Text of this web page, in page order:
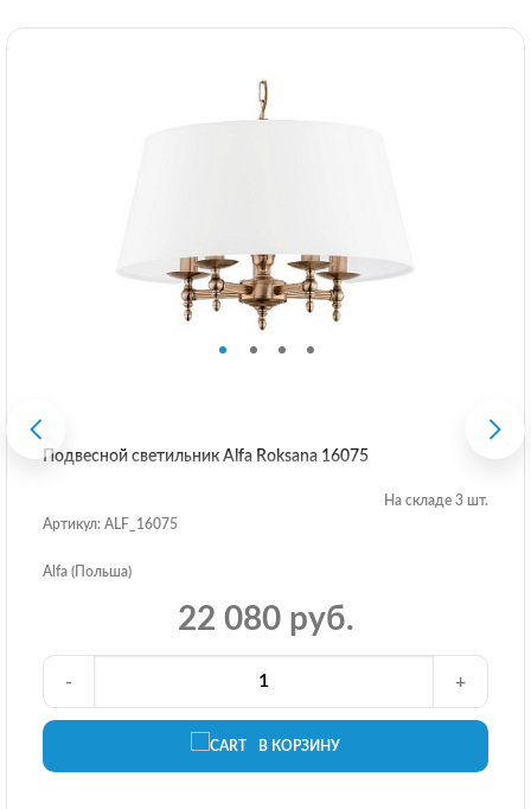
Подвесной светильник Alfa Roksana 16075
На складе 3 шт.
Артикул: ALF_16075
Alfa (Польша)
22 080 руб.
В КОРЗИНУ
- +